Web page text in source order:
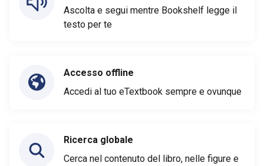
Ascolta e segui mentre Bookshelf legge il
testo per te
Accesso offline
Accedi al tuo eTextbook sempre e ovunque
Ricerca globale
Cerca nel contenuto del libro, nelle figure e